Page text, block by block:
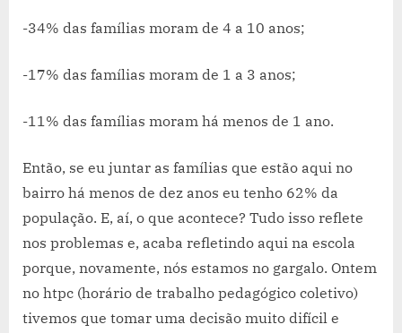
-34% das famílias moram de 4 a 10 anos;
-17% das famílias moram de 1 a 3 anos;
-11% das famílias moram há menos de 1 ano.
Então, se eu juntar as famílias que estão aqui no
bairro há menos de dez anos eu tenho 62% da
população. E, aí, o que acontece? Tudo isso reflete
nos problemas e, acaba refletindo aqui na escola
porque, novamente, nós estamos no gargalo. Ontem
no htpc (horário de trabalho pedagógico coletivo)
tivemos que tomar uma decisão muito difícil e